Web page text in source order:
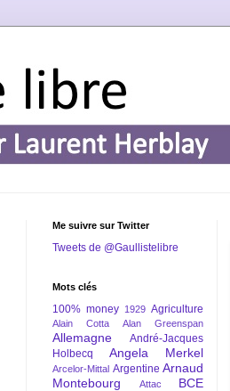
Me suivre sur Twitter
Tweets de @Gaullistelibre
Mots clés
100% money 1929 Agriculture
Alain Cotta Alan Greenspan
Allemagne
André-Jacques
Holbecq
Angela Merkel
Arcelor-Mittal Argentine Arnaud
Montebourg
Attac BCE